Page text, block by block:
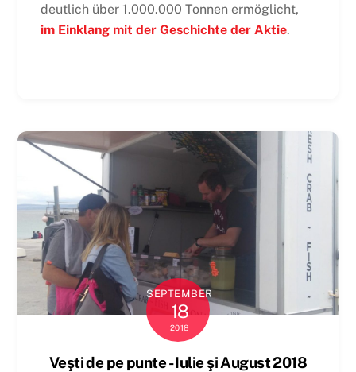
deutlich über 1.000.000 Tonnen ermöglicht,
im Einklang mit der Geschichte der Aktie.
SEPTEMBER
18
2018
Veşti de pe punte - Iulie şi August 2018